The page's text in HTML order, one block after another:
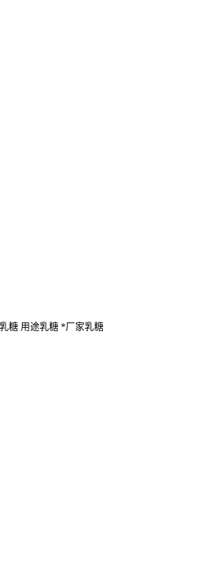
糖 用途乳糖 *厂家乳糖